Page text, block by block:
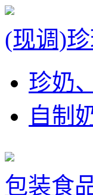
(现调)
珍奶
自制
包装食